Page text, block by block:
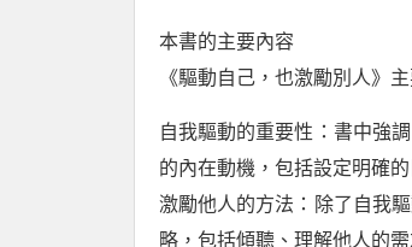
本書的主要內容
《驅動自己，也激勵別人》
自我驅動的重要性：書中強
的內在動機，包括設定明確
激勵他人的方法：除了自我
略，包括傾聽、理解他人的